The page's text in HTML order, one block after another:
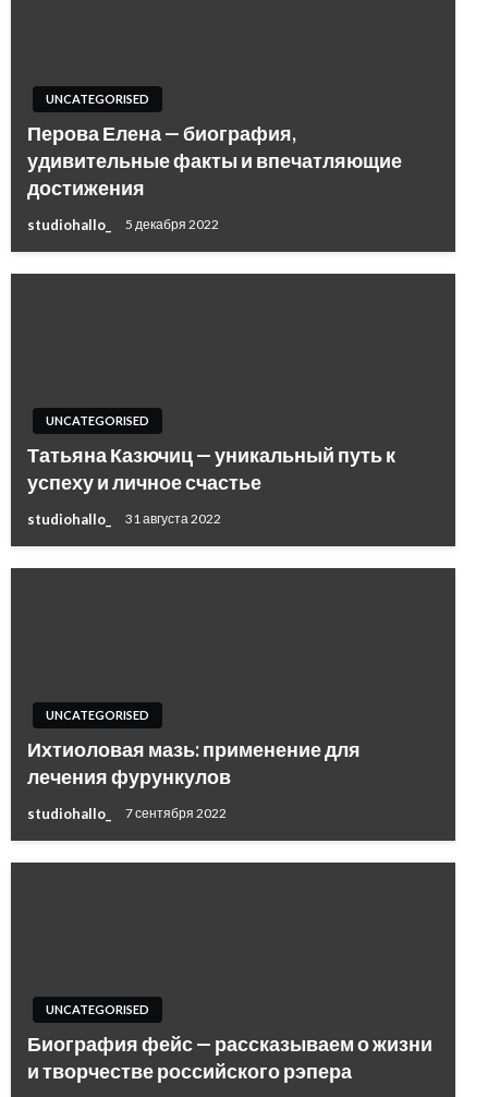
UNCATEGORISED
Перова Елена — биография,
удивительные факты и впечатляющие
достижения
studiohallo_ 5 декабря 2022
UNCATEGORISED
Татьяна Казючиц — уникальный путь к
успеху и личное счастье
studiohallo_ 31 августа 2022
UNCATEGORISED
Ихтиоловая мазь: применение для
лечения фурункулов
studiohallo_ 7 сентября 2022
UNCATEGORISED
Биография фейс — рассказываем о жизни
и творчестве российского рэпера